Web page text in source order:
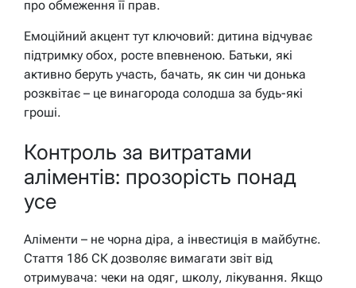
про обмеження її прав.
Емоційний акцент тут ключовий: дитина відчуває
підтримку обох, росте впевненою. Батьки, які
активно беруть участь, бачать, як син чи донька
розквітає – це винагорода солодша за будь-які
гроші.
Контроль за витратами
аліментів: прозорість понад
усе
Аліменти – не чорна діра, а інвестиція в майбутнє.
Стаття 186 СК дозволяє вимагати звіт від
отримувача: чеки на одяг, школу, лікування. Якщо